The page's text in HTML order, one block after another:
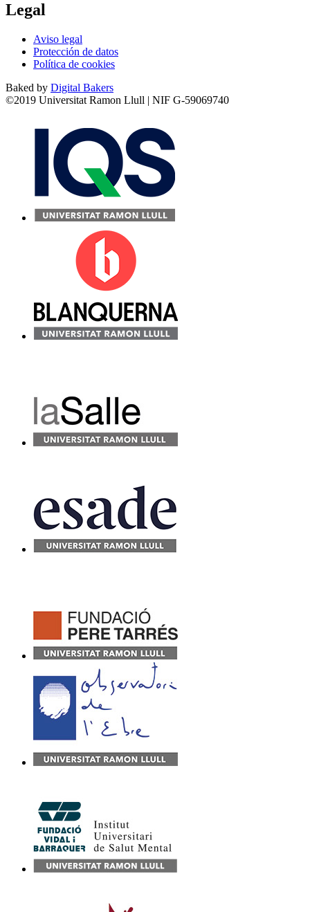
Legal
Aviso legal
Protección de datos
Política de cookies
Baked by Digital Bakers
©2019 Universitat Ramon Llull | NIF G-59069740